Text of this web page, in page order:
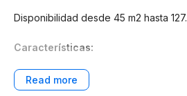
Disponibilidad desde 45 m2 hasta 127.
Características:
330 apartamentos